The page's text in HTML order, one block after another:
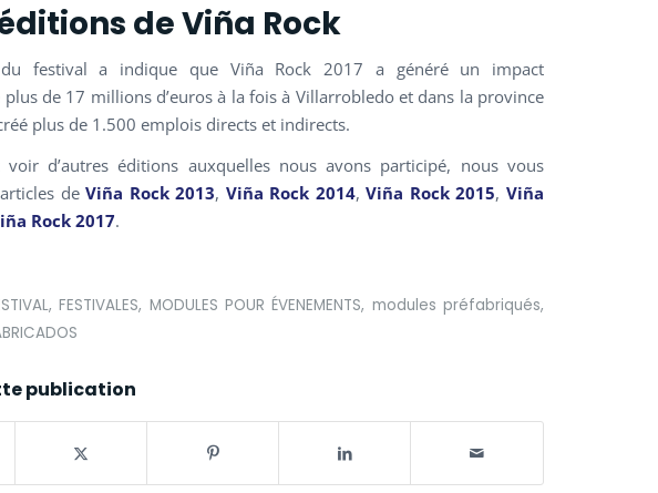
de Viña Rock
du festival a indique que Viña Rock 2017 a généré un impact
de 17 millions d’euros à la fois à Villarrobledo et dans la province
plus de 1.500 emplois directs et indirects.
d’autres éditions auxquelles nous avons participé, nous vous
deViña Rock 2013, Viña Rock 2014,Viña Rock 2015,Viña
Rock 2017.
,FESTIVALES, MODULES POUR ÉVENEMENTS, modules préfabriqués,
publication